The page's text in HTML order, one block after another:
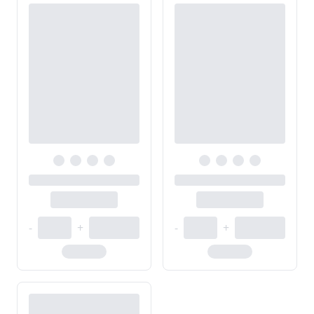
- + - +